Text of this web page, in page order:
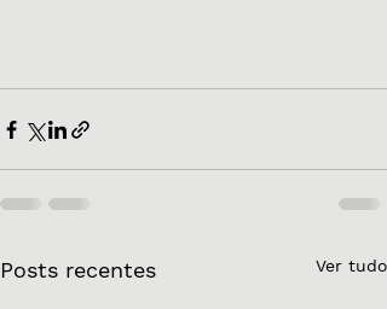
Posts recentes Ver tudo